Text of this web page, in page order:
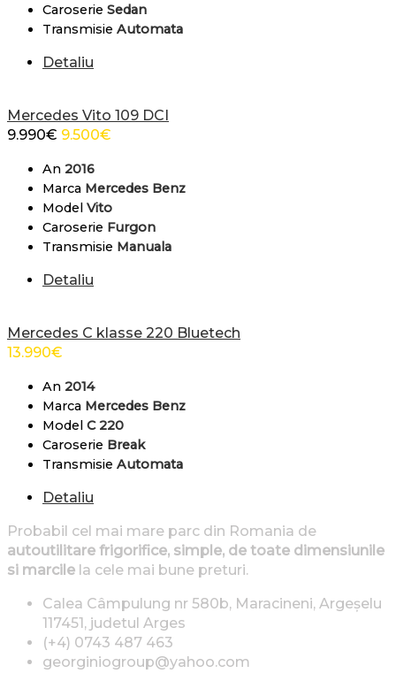
Caroserie Sedan
Transmisie Automata
Detaliu
Mercedes Vito 109 DCI
9.990€ 9.500€
An 2016
Marca Mercedes Benz
Model Vito
Caroserie Furgon
Transmisie Manuala
Detaliu
Mercedes C klasse 220 Bluetech
13.990€
An 2014
Marca Mercedes Benz
Model C 220
Caroserie Break
Transmisie Automata
Detaliu
Probabil cel mai mare parc din Romania de
autoutilitare frigorifice, simple, de toate dimensiunile
si marcile la cele mai bune preturi.
Calea Câmpulung nr 580b, Maracineni, Argeșelu
117451, judetul Arges
(+4) 0743 487 463
georginiogroup@yahoo.com